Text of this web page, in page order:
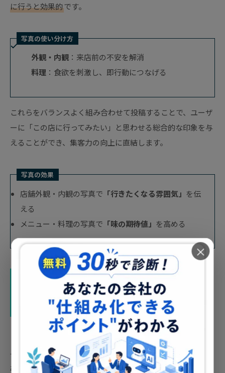
に行うと効果的です。
写真の使い分け方
外観・内観 ：来店前の不安を解消
料理 ：食欲を刺激し、即行動につなげる
これらをバランスよく組み合わせて投稿することで、ユーザ
ーに「この店に行ってみたい」と思わせる総合的な印象を与
えることができ、集客力の向上に直結します。
写真の効果
店舗外観・内観の写真で 「行きたくなる雰囲気」 を伝
える
メニュー・料理の写真で 「味の期待値」 を高める
効果的な写真の撮り方と投稿のタイ
ミング
せっかく写真を投稿するなら、より効果的にユーザーの目を
引くための工夫が必要です。
×